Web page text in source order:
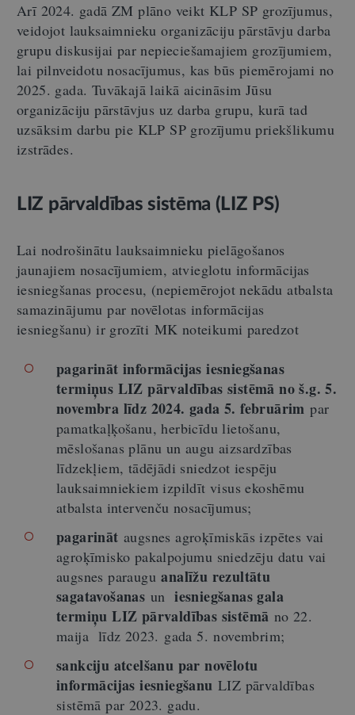
Arī 2024. gadā ZM plāno veikt KLP SP grozījumus,
veidojot lauksaimnieku organizāciju pārstāvju darba
grupu diskusijai par nepieciešamajiem grozījumiem,
lai pilnveidotu nosacījumus, kas būs piemērojami no
2025. gada. Tuvākajā laikā aicināsim Jūsu
organizāciju pārstāvjus uz darba grupu, kurā tad
uzsāksim darbu pie KLP SP grozījumu priekšlikumu
izstrādes.
LIZ pārvaldības sistēma (LIZ PS)
Lai nodrošinātu lauksaimnieku pielāgošanos
jaunajiem nosacījumiem, atvieglotu informācijas
iesniegšanas procesu, (nepiemērojot nekādu atbalsta
samazinājumu par novēlotas informācijas
iesniegšanu) ir grozīti MK noteikumi paredzot
pagarināt informācijas iesniegšanas
termiņus LIZ pārvaldības sistēmā no š.g. 5.
novembra līdz 2024. gada 5. februārim par
pamatkaļķošanu, herbicīdu lietošanu,
mēslošanas plānu un augu aizsardzības
līdzekļiem, tādējādi sniedzot iespēju
lauksaimniekiem izpildīt visus ekoshēmu
atbalsta intervenču nosacījumus;
pagarināt augsnes agroķīmiskās izpētes vai
agroķīmisko pakalpojumu sniedzēju datu vai
augsnes parauguanalīžu rezultātu
sagatavošanas uniesniegšanas gala
termiņu LIZ pārvaldības sistēmā no 22.
maija līdz 2023. gada 5. novembrim;
sankciju atcelšanu par novēlotu
informācijas iesniegšanu LIZ pārvaldības
sistēmā par 2023. gadu.